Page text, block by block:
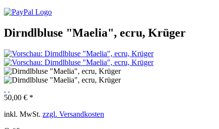
Dirndlbluse "Maelia", ecru, Krüger
50,00 € *
inkl. MwSt. zzgl. Versandkosten